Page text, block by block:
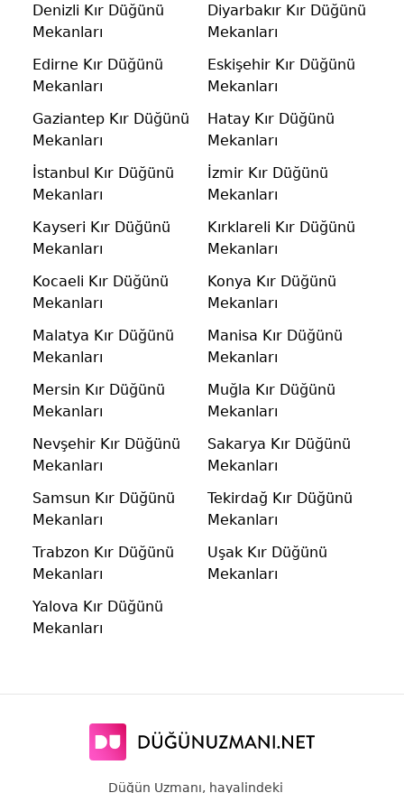
Denizli Kır Düğünü
Mekanları
Diyarbakır Kır Düğünü
Mekanları
Edirne Kır Düğünü
Mekanları
Eskişehir Kır Düğünü
Mekanları
Gaziantep Kır Düğünü
Mekanları
Hatay Kır Düğünü
Mekanları
İstanbul Kır Düğünü
Mekanları
İzmir Kır Düğünü
Mekanları
Kayseri Kır Düğünü
Mekanları
Kırklareli Kır Düğünü
Mekanları
Kocaeli Kır Düğünü
Mekanları
Konya Kır Düğünü
Mekanları
Malatya Kır Düğünü
Mekanları
Manisa Kır Düğünü
Mekanları
Mersin Kır Düğünü
Mekanları
Muğla Kır Düğünü
Mekanları
Nevşehir Kır Düğünü
Mekanları
Sakarya Kır Düğünü
Mekanları
Samsun Kır Düğünü
Mekanları
Tekirdağ Kır Düğünü
Mekanları
Trabzon Kır Düğünü
Mekanları
Uşak Kır Düğünü
Mekanları
Yalova Kır Düğünü
Mekanları
Düğün Uzmanı, hayalindeki